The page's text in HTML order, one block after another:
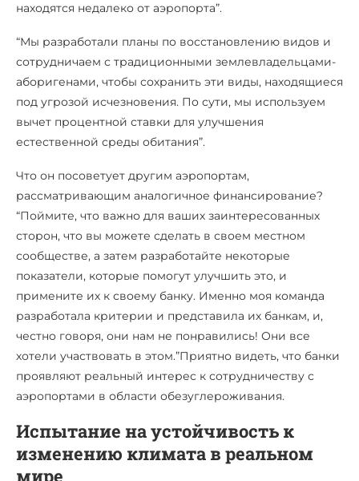
находятся недалеко от аэропорта”.
“Мы разработали планы по восстановлению видов и
сотрудничаем с традиционными землевладельцами-
аборигенами, чтобы сохранить эти виды, находящиеся
под угрозой исчезновения. По сути, мы используем
вычет процентной ставки для улучшения
естественной среды обитания”.
Что он посоветует другим аэропортам,
рассматривающим аналогичное финансирование?
“Поймите, что важно для ваших заинтересованных
сторон, что вы можете сделать в своем местном
сообществе, а затем разработайте некоторые
показатели, которые помогут улучшить это, и
примените их к своему банку. Именно моя команда
разработала критерии и представила их банкам, и,
честно говоря, они нам не понравились! Они все
хотели участвовать в этом.”Приятно видеть, что банки
проявляют реальный интерес к сотрудничеству с
аэропортами в области обезуглероживания.
Испытание на устойчивость к
изменению климата в реальном
мире